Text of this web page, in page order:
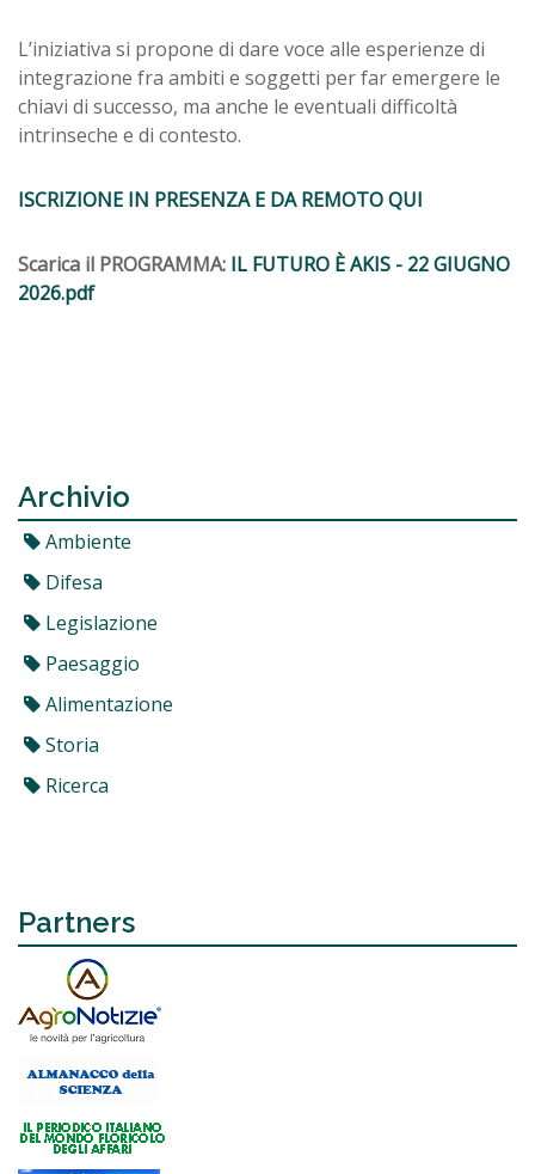
L’iniziativa si propone di dare voce alle esperienze di
integrazione fra ambiti e soggetti per far emergere le
chiavi di successo, ma anche le eventuali difficoltà
intrinseche e di contesto.
ISCRIZIONE IN PRESENZA E DA REMOTO QUI
Scarica il PROGRAMMA: IL FUTURO È AKIS - 22 GIUGNO
2026.pdf
Archivio
Ambiente
Difesa
Legislazione
Paesaggio
Alimentazione
Storia
Ricerca
Partners